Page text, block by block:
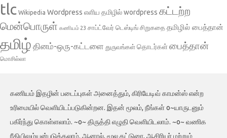
tlc Wikipedia Wordpress எளிய தமிழில் wordpress கட்டற்ற
மென்பொருள் கணியம் 23 சாப்ட்வேர் டெஸ்டிங் சிறுகதை தமிழில் பைத்தான்
தமிழ் தினம்-ஒரு-கட்டளை துருவங்கள் தொடர்கள்பைத்தான்
மொசில்லா
கணியம் இதழின் படைப்புகள் அனைத்தும், கிரியேடிவ் காமன்ஸ் என்ற
உரிமையில் வெளியிடப்படுகின்றன. இதன் மூலம், நீங்கள் o~யாருடனும்
பகிர்ந்து கொள்ளலாம். ~o~ திருத்தி எழுதி வெளியிடலாம். ~o~ வணிக
ரீதியிலும்யன்படுத்தலாம். ஆனால், மூல கட்டுரை, ஆசிரியர் மற்றும்